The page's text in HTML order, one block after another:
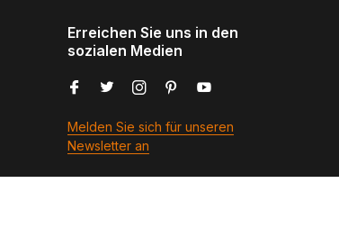
Erreichen Sie uns in den
sozialen Medien
Melden Sie sich für unseren
Newsletter an